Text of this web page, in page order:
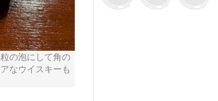
の泡にして角の
なウイスキーも